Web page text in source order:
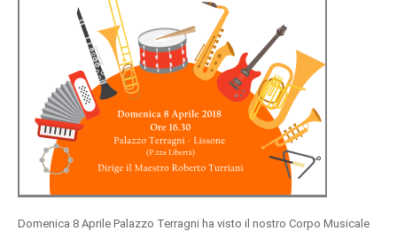
Domenica 8 Aprile Palazzo Terragni ha visto il nostro Corpo Musicale